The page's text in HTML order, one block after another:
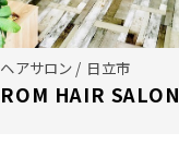
ヘアサロン / 日立市
ROM HAIR SALON